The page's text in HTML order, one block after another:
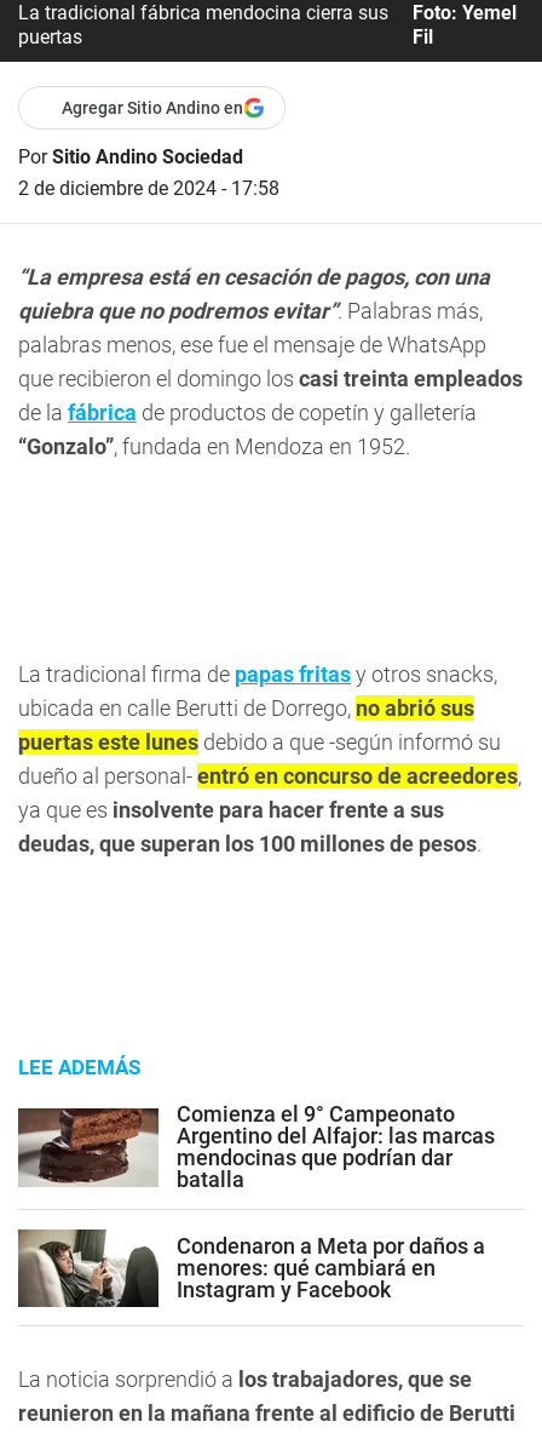
La tradicional fábrica mendocina cierra sus
puertas
Foto: Yemel
Fil
Agregar Sitio Andino en
PorSitio Andino Sociedad
2 de diciembre de 2024 - 17:58
“La empresa está en cesación de pagos, con una
quiebra que no podremos evitar”. Palabras más,
palabras menos, ese fue el mensaje de WhatsApp
que recibieron el domingo los casi treinta empleados
de la fábrica de productos de copetín y galletería
“Gonzalo”, fundada en Mendoza en 1952.
La tradicional firma de papas fritasy otros snacks,
ubicada en calle Berutti de Dorrego, no abrió sus
puertas este lunes debido a que -según informó su
dueño al personal-entró en concurso de acreedores,
ya que es insolvente para hacer frente a sus
deudas, que superan los 100 millones de pesos.
LEE ADEMÁS
Comienza el 9° Campeonato
Argentino del Alfajor: las marcas
mendocinas que podrían dar
batalla
Condenaron a Meta por daños a
menores: qué cambiará en
Instagram y Facebook
La noticia sorprendió a los trabajadores, que se
reunieron en la mañana frente al edificio de Berutti